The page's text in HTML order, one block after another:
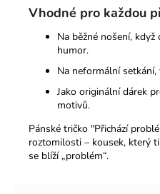
Vhodné pro každou
Na běžné nošení,
humor.
Na neformální
Jako originální dárek
motivů.
Pánské tričko "Přichází
roztomilosti – kousek, který
se blíží „problém“.